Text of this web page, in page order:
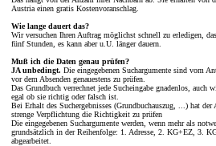
Austria einen gratis Kostenvoranschlag.
Wie lange dauert das?
Wir versuchen Ihren Auftrag möglichst schnell zu erledigen,
fünf Stunden, es kann aber u.U. länger dauern.
Muß ich die Daten genau prüfen?
JA unbedingt. Die eingegebenen Suchargumente sind vom
vor dem Absenden genauestens zu prüfen.
Das Grundbuch verrechnet jede Sucheingabe gnadenlos, auch
egal ob sie richtig oder falsch ist.
Bei Erhalt des Suchergebnisses (Grundbuchauszug, ...) hat der
strenge Verpflichtung die Richtigkeit zu prüfen
Die eingegebenen Suchargumente werden, wenn mehr als
grundsätzlich in der Reihenfolge: 1. Adresse, 2. KG+EZ, 3.
abgearbeitet.